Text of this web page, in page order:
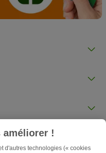
améliorer !
d'autres technologies (« cookies